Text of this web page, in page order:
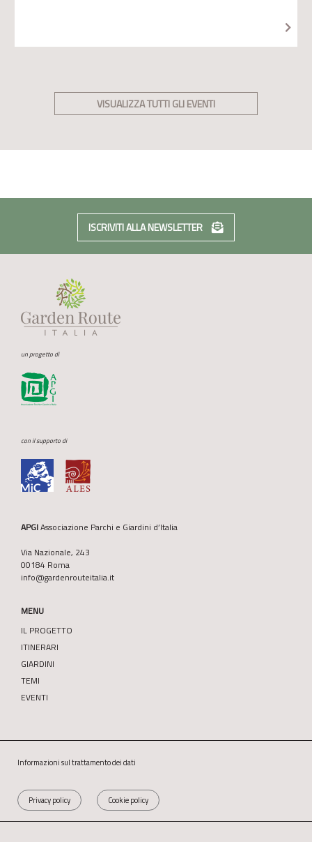
VISUALIZZA TUTTI GLI EVENTI
ISCRIVITI ALLA NEWSLETTER
un progetto di
con il supporto di
APGIAssociazione Parchi e Giardini d’Italia
Via Nazionale, 243
00184 Roma
info@gardenrouteitalia.it
MENU
IL PROGETTO
ITINERARI
GIARDINI
TEMI
EVENTI
Informazioni sul trattamento dei dati
Privacy policy Cookie policy